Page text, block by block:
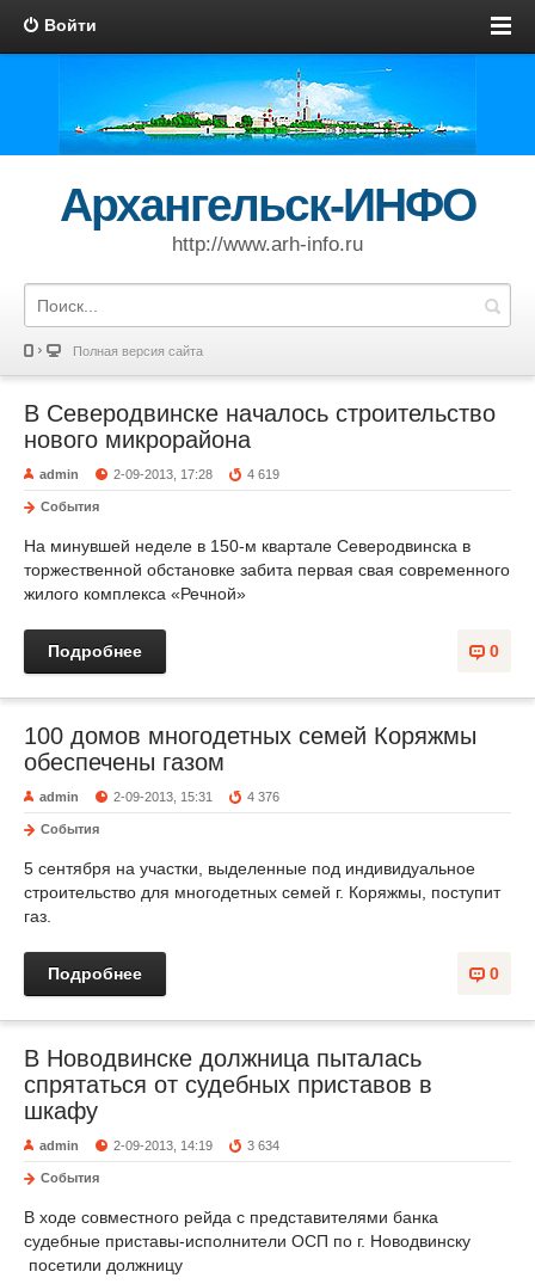
Войти
Архангельск-ИНФО
http://www.arh-info.ru
Полная версия сайта
В Северодвинске началось строительство
нового микрорайона
admin 2-09-2013, 17:28 4 619
События
На минувшей неделе в 150-м квартале Северодвинска в
торжественной обстановке забита первая свая современного
жилого комплекса «Речной»
0
Подробнее
100 домов многодетных семей Коряжмы
обеспечены газом
admin 2-09-2013, 15:31 4 376
События
5 сентября на участки, выделенные под индивидуальное
строительство для многодетных семей г. Коряжмы, поступит
газ.
0
Подробнее
В Новодвинске должница пыталась
спрятаться от судебных приставов в
шкафу
admin 2-09-2013, 14:19 3 634
События
В ходе совместного рейда с представителями банка
судебные приставы-исполнители ОСП по г. Новодвинску
посетили должницу